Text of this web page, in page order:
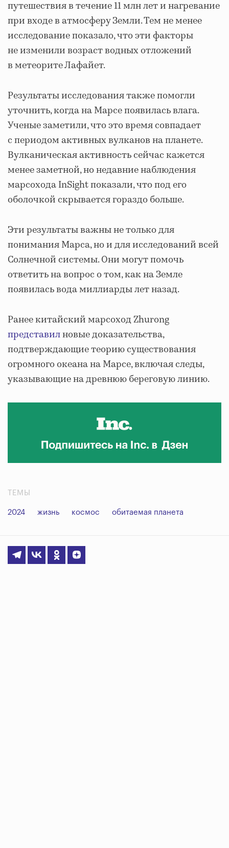
путешествия в течение 11 млн лет и нагревание
при входе в атмосферу Земли. Тем не менее
исследование показало, что эти факторы
не изменили возраст водных отложений
в метеорите Лафайет.
Результаты исследования также помогли
уточнить, когда на Марсе появилась влага.
Ученые заметили, что это время совпадает
с периодом активных вулканов на планете.
Вулканическая активность сейчас кажется
менее заметной, но недавние наблюдения
марсохода InSight показали, что под его
оболочкой скрывается гораздо больше.
Эти результаты важны не только для
понимания Марса, но и для исследований всей
Солнечной системы. Они могут помочь
ответить на вопрос о том, как на Земле
появилась вода миллиарды лет назад.
Ранее китайский марсоход Zhurong
представилновые доказательства,
подтверждающие теорию существования
огромного океана на Марсе, включая следы,
указывающие на древнюю береговую линию.
ТЕМЫ
2024 жизнь космос обитаемая планета